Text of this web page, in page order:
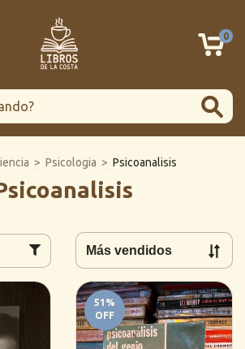
0
> Psicologia > Psicoanalisis
51 %
OFF